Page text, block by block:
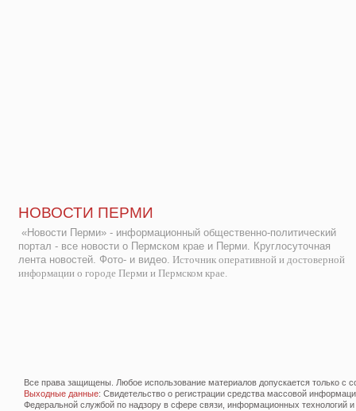
НОВОСТИ ПЕРМИ
«Новости Перми» - информационный общественно-политический
портал - все новости о Пермском крае и Перми. Круглосуточная
лента новостей. Фото- и видео. Источник оперативной и достоверной
информации о городе Перми и Пермском крае.
Все права защищены. Любое использование материалов допускается только с
Выходные данные: Свидетельство о регистрации средства массовой
Федеральной службой по надзору в сфере связи, информационных технологий